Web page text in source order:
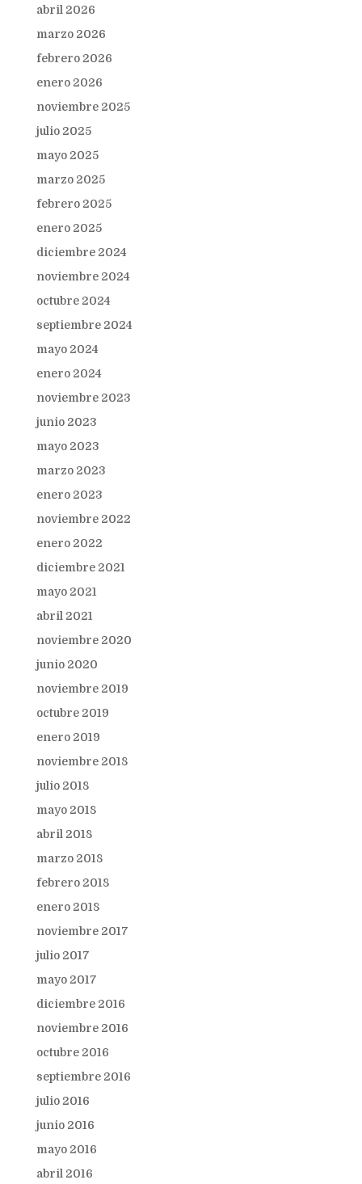
abril 2026
marzo 2026
febrero 2026
enero 2026
noviembre 2025
julio 2025
mayo 2025
marzo 2025
febrero 2025
enero 2025
diciembre 2024
noviembre 2024
octubre 2024
septiembre 2024
mayo 2024
enero 2024
noviembre 2023
junio 2023
mayo 2023
marzo 2023
enero 2023
noviembre 2022
enero 2022
diciembre 2021
mayo 2021
abril 2021
noviembre 2020
junio 2020
noviembre 2019
octubre 2019
enero 2019
noviembre 2018
julio 2018
mayo 2018
abril 2018
marzo 2018
febrero 2018
enero 2018
noviembre 2017
julio 2017
mayo 2017
diciembre 2016
noviembre 2016
octubre 2016
septiembre 2016
julio 2016
junio 2016
mayo 2016
abril 2016